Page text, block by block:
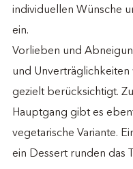
individuellen Wünsche
ein.
Vorlieben und
und Unverträglichkeiten
gezielt berücksichtigt.
Hauptgang gibt es
vegetarische Variante.
ein Dessert runden das